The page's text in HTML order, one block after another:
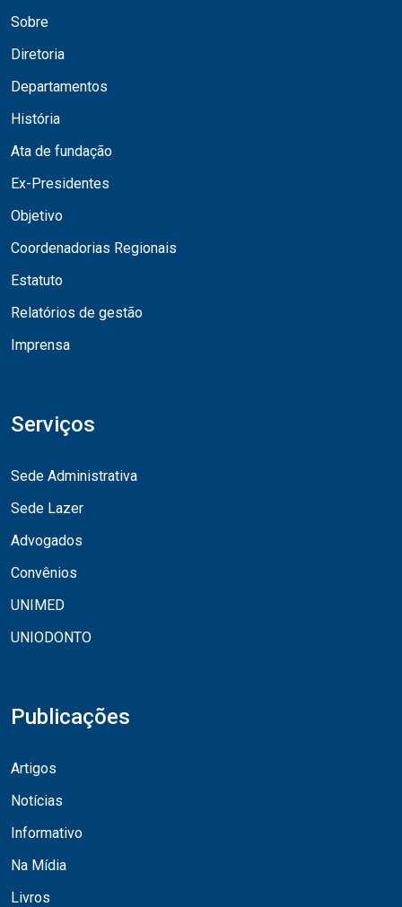
Sobre
Diretoria
Departamentos
História
Ata de fundação
Ex-Presidentes
Objetivo
Coordenadorias Regionais
Estatuto
Relatórios de gestão
Imprensa
Serviços
Sede Administrativa
Sede Lazer
Advogados
Convênios
UNIMED
UNIODONTO
Publicações
Artigos
Notícias
Informativo
Na Mídia
Livros